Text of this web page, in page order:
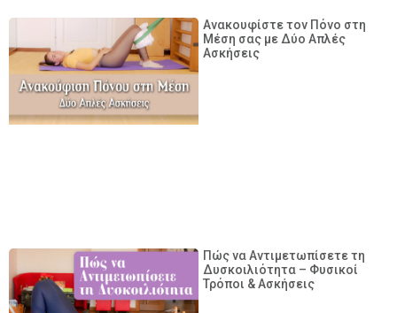
Ανακουφίστε τον Πόνο στη
Μέση σας με Δύο Απλές
Ασκήσεις
Πώς να Αντιμετωπίσετε τη
Δυσκοιλιότητα – Φυσικοί
Τρόποι & Ασκήσεις